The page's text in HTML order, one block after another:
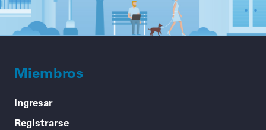
Miembros
Ingresar
Registrarse